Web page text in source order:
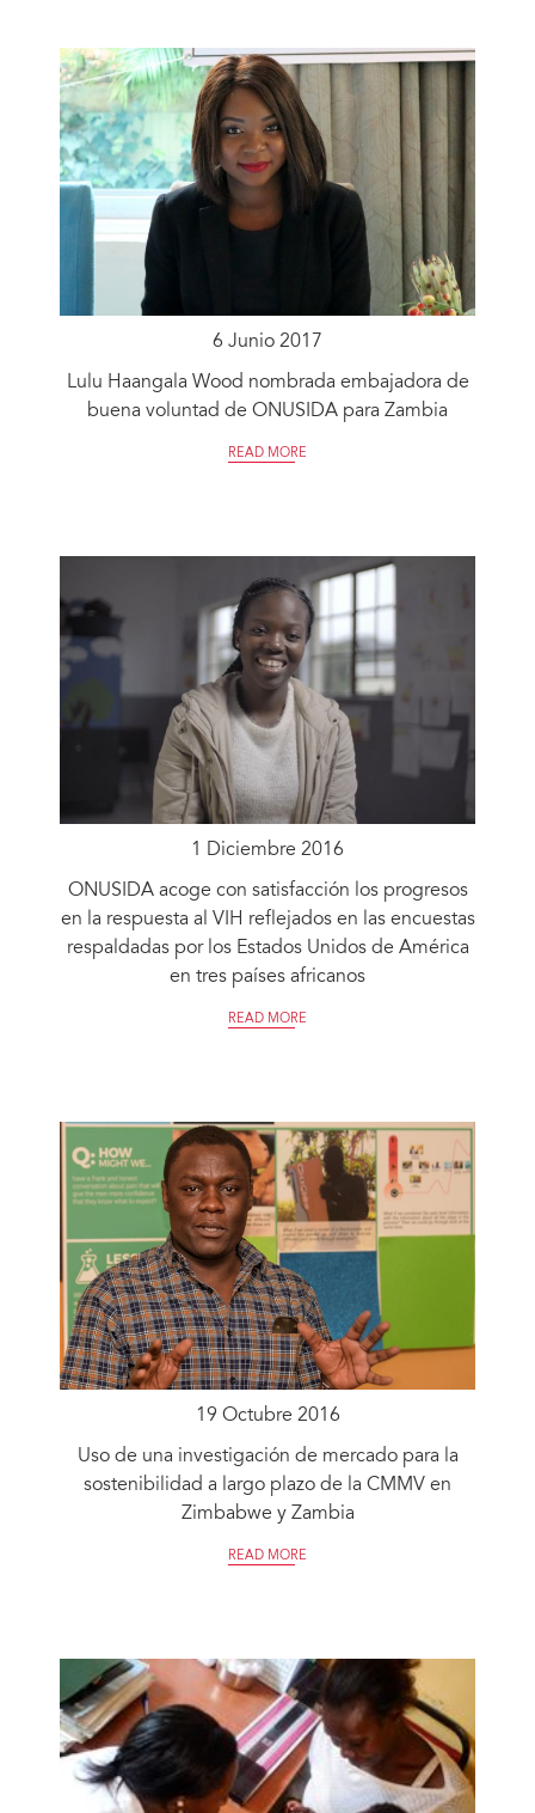
6 Junio 2017
Lulu Haangala Wood nombrada embajadora de
buena voluntad de ONUSIDA para Zambia
READ MORE
1 Diciembre 2016
ONUSIDA acoge con satisfacción los progresos
en la respuesta al VIH reflejados en las encuestas
respaldadas por los Estados Unidos de América
en tres países africanos
READ MORE
19 Octubre 2016
Uso de una investigación de mercado para la
sostenibilidad a largo plazo de la CMMV en
Zimbabwe y Zambia
READ MORE